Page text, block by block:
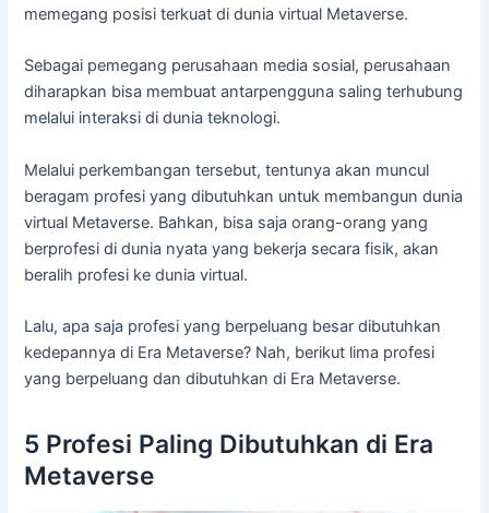
memegang posisi terkuat di dunia virtual Metaverse.
Sebagai pemegang perusahaan media sosial, perusahaan
diharapkan bisa membuat antarpengguna saling terhubung
melalui interaksi di dunia teknologi.
Melalui perkembangan tersebut, tentunya akan muncul
beragam profesi yang dibutuhkan untuk membangun dunia
virtual Metaverse. Bahkan, bisa saja orang-orang yang
berprofesi di dunia nyata yang bekerja secara fisik, akan
beralih profesi ke dunia virtual.
Lalu, apa saja profesi yang berpeluang besar dibutuhkan
kedepannya di Era Metaverse? Nah, berikut lima profesi
yang berpeluang dan dibutuhkan di Era Metaverse.
5 Profesi Paling Dibutuhkan di Era
Metaverse